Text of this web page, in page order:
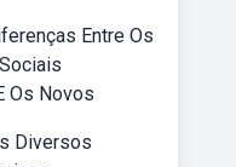
Entre Os
Os Novos
Diversos